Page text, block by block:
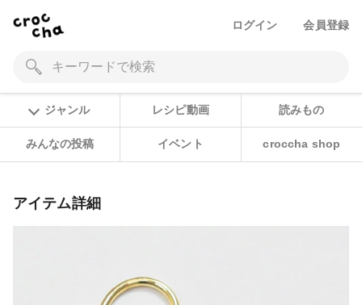
ログイン 会員登録
ジャンル レシピ動画 読みもの
みんなの投稿 イベント croccha shop
アイテム詳細